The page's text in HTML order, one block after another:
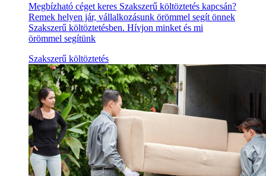
Megbízható céget keres Szakszerű költöztetés kapcsán?
Remek helyen jár, vállalkozásunk örömmel segít önnek
Szakszerű költöztetésben. Hívjon minket és mi
örömmel segítünk
Szakszerű költöztetés